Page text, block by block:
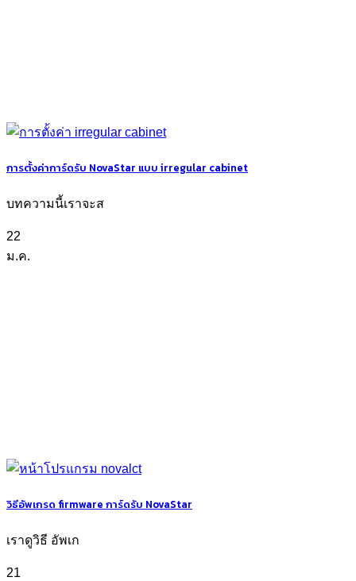
การตั้งค่าการ์ดรับ NovaStar แบบ irregular cabinet
บทความนี้เราจะส
22
ม.ค.
วิธีอัพเกรด firmware การ์ดรับ NovaStar
เราดูวิธี อัพเก
21